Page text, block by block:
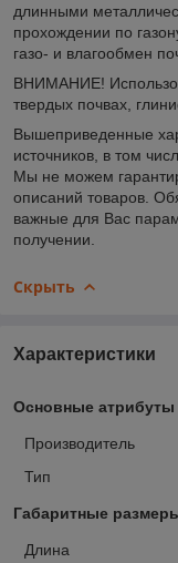
длинными
прохождении по
газо- и влагообмен
ВНИМАНИЕ!
твердых почвах,
Вышеприведенные
источников, в том
Мы не можем
описаний товаров.
важные для Вас
получении.
Скрыть
Характеристики
Основные атрибуты
Производитель
Тип
Габаритные
Длина